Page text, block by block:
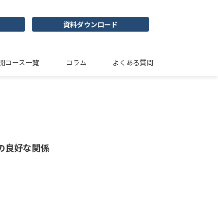
資料ダウンロード
コース一覧 コラム よくある質問
良好な関係